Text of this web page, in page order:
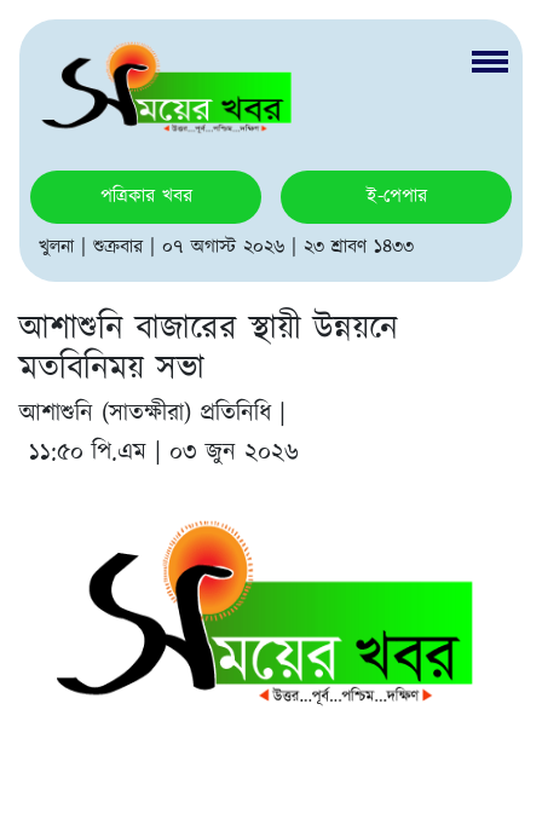
পত্রিকার খবর
ই-পেপার
খুলনা | শুক্রবার | ০৭ অগাস্ট ২০২৬ | ২৩ শ্রাবণ ১৪৩৩
আশাশুনি বাজারের স্থায়ী উন্নয়নে
মতবিনিময় সভা
আশাশুনি (সাতক্ষীরা) প্রতিনিধি |
১১:৫০ পি.এম | ০৩ জুন ২০২৬